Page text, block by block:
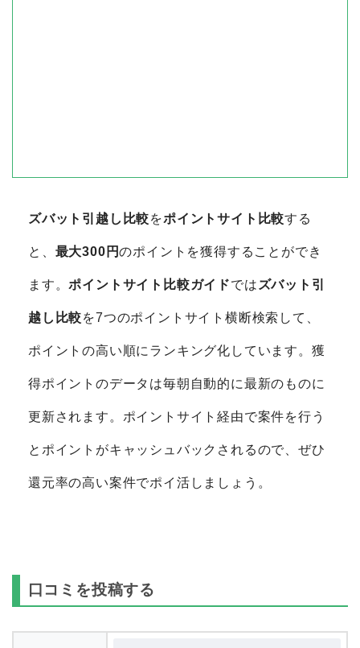
ズバット引越し比較をポイントサイト比較する
と、 最大300円のポイントを獲得することができ
ます。ポイントサイト比較ガイドでは ズバット引
越し比較を7つのポイントサイト横断検索して、
ポイントの高い順にランキング化しています。獲
得ポイントのデータは毎朝自動的に最新のものに
更新されます。ポイントサイト経由で案件を行う
とポイントがキャッシュバックされるので、ぜひ
還元率の高い案件でポイ活しましょう。
口コミを投稿する